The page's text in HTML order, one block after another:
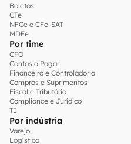
Boletos
CTe
NFCe e CFe-SAT
MDFe
Por time
CFO
Contas a Pagar
Financeiro e Controladoria
Compras e Suprimentos
Fiscal e Tributário
Compliance e Jurídico
TI
Por indústria
Varejo
Logística